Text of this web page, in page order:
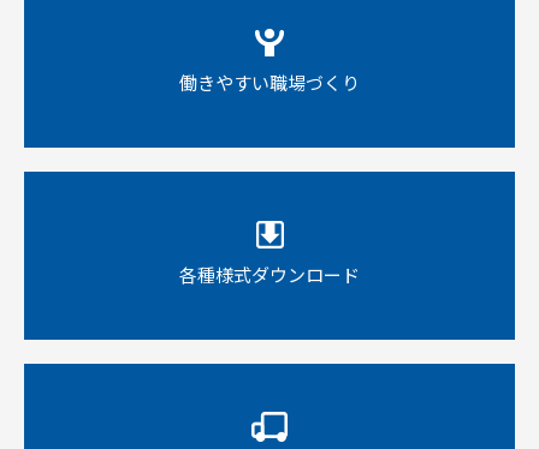
働きやすい職場づくり
各種様式ダウンロード